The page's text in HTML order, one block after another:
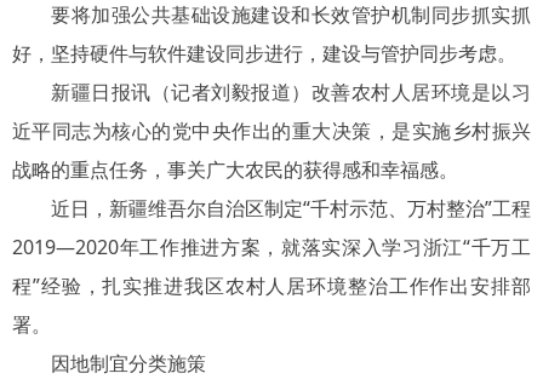
要将加强公共基础设施建设和长效管护机制同步抓实抓
好，坚持硬件与软件建设同步进行，建设与管护同步考虑。
新疆日报讯（记者刘毅报道）改善农村人居环境是以习
近平同志为核心的党中央作出的重大决策，是实施乡村振兴
战略的重点任务，事关广大农民的获得感和幸福感。
近日，新疆维吾尔自治区制定“千村示范、万村整治”工程
2019—2020年工作推进方案，就落实深入学习浙江“千万工
程”经验，扎实推进我区农村人居环境整治工作作出安排部
署。
因地制宜分类施策